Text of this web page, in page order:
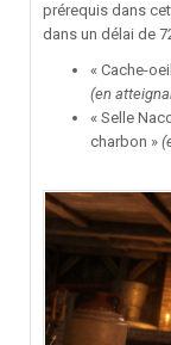
prérequis dans
dans un délai de
« Cache-
(en
« Selle
charbon »